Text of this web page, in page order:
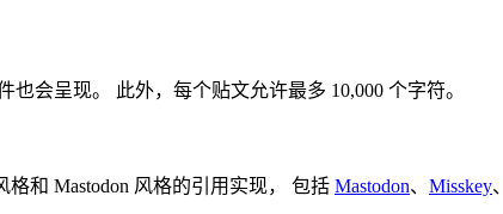
会呈现。 此外，每个贴文允许最多 10,000 个字符。
和 Mastodon 风格的引用实现， 包括 Mastodon、 Misskey、